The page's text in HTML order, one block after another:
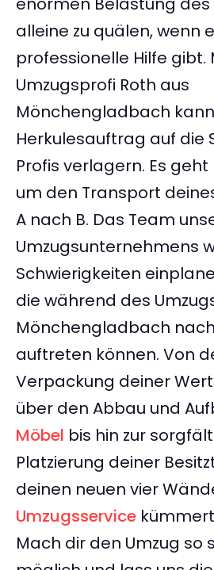
alleine zu quälen, wenn
professionelle Hilfe gibt.
Umzugsprofi Roth aus
Mönchengladbach
Herkulesauftrag auf die
Profis verlagern. Es
um den Transport
A nach B. Das Team
Umzugsunternehmens
Schwierigkeiten
die während des
Mönchengladbach
auftreten können. Von
Verpackung deiner
über den Abbau und
Möbel bis hin zur
Platzierung deiner
deinen neuen vier
Umzugsservice
Mach dir den Umzug so